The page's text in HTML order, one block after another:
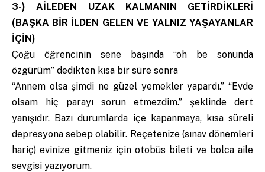
3-) AİLEDEN UZAK KALMANIN GETİRDİKLERİ
(BAŞKA BİR İLDEN GELEN VE YALNIZ YAŞAYANLAR
İÇİN)
Çoğu öğrencinin sene başında “oh be sonunda
özgürüm” dedikten kısa bir süre sonra
“Annem olsa şimdi ne güzel yemekler yapardı.” “Evde
olsam hiç parayı sorun etmezdim.” şeklinde dert
yanışıdır. Bazı durumlarda içe kapanmaya, kısa süreli
depresyona sebep olabilir. Reçetenize (sınav dönemleri
hariç) evinize gitmeniz için otobüs bileti ve bolca aile
sevgisi yazıyorum.